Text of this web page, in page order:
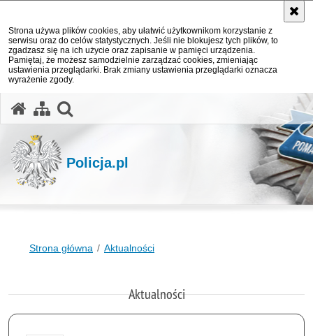
Strona używa plików cookies, aby ułatwić użytkownikom korzystanie z
serwisu oraz do celów statystycznych. Jeśli nie blokujesz tych plików, to
zgadzasz się na ich użycie oraz zapisanie w pamięci urządzenia.
Pamiętaj, że możesz samodzielnie zarządzać cookies, zmieniając
ustawienia przeglądarki. Brak zmiany ustawienia przeglądarki oznacza
wyrażenie zgody.
Policja.pl
Strona główna Aktualności
Aktualności